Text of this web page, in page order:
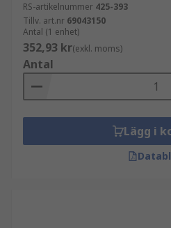
RS-artikelnummer 425-393
Tillv. art.nr 69043150
Antal (1 enhet)
352,93 kr(exkl. moms)
Antal
Lägg i